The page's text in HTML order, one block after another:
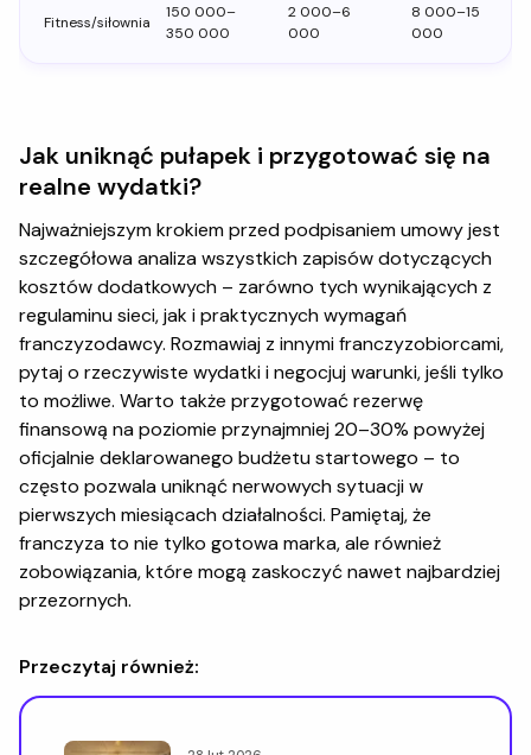
Fitness/siłownia
150 000–
350 000
2 000–6
000
8 000–15
000
Jak uniknąć pułapek i przygotować się na
realne wydatki?
Najważniejszym krokiem przed podpisaniem umowy jest
szczegółowa analiza wszystkich zapisów dotyczących
kosztów dodatkowych – zarówno tych wynikających z
regulaminu sieci, jak i praktycznych wymagań
franczyzodawcy. Rozmawiaj z innymi franczyzobiorcami,
pytaj o rzeczywiste wydatki i negocjuj warunki, jeśli tylko
to możliwe. Warto także przygotować rezerwę
finansową na poziomie przynajmniej 20–30% powyżej
oficjalnie deklarowanego budżetu startowego – to
często pozwala uniknąć nerwowych sytuacji w
pierwszych miesiącach działalności. Pamiętaj, że
franczyza to nie tylko gotowa marka, ale również
zobowiązania, które mogą zaskoczyć nawet najbardziej
przezornych.
Przeczytaj również: